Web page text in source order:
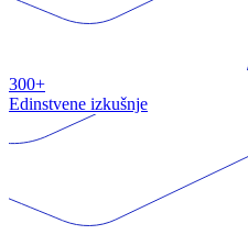
300+
Edinstvene izkušnje